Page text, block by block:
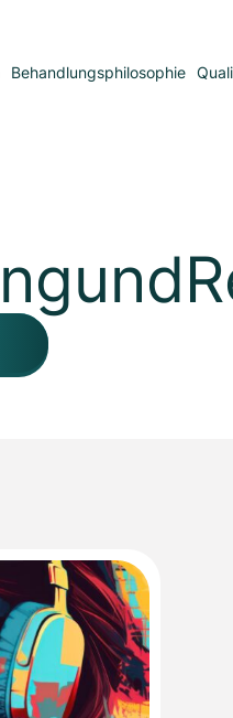
Behandlungsphilosophie